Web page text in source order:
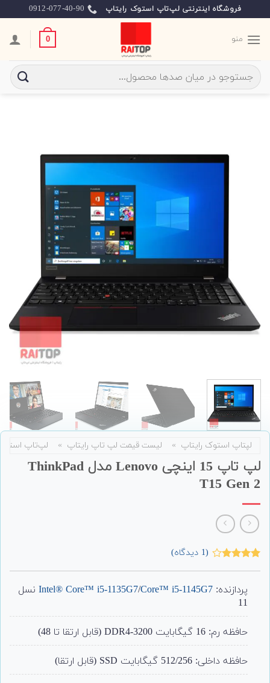
to
content
فروشگاه اینترنتی لپ‌تاپ استوک رایتاپ 0912-077-40-90
منو 0
جستجو
برای:
لپتاپ استوک رایتاپ » لیست قیمت لپ تاپ رایتاپ » لپ‌تاپ
لپ تاپ 15 اینچی Lenovo مدل ThinkPad
T15 Gen 2
امتیاز
مشتری
(
1 دیدگاه)
پردازنده: Intel® Core™ i5-1135G7/Core™ i5-1145G7
نسل
11
حافظه رم: 16 گیگابایت DDR4-3200 (قابل ارتقا تا 48)
حافظه داخلی: 512/256 گیگابایت SSD (قابل ارتقا)